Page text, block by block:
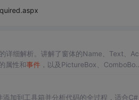
详细解析。讲解了窗体的Name、Text、Ac
属性和事件，以及PictureBox、ComboBo
添加到工具箱并分析代码的全过程，适合C#